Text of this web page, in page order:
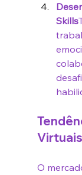
Skills
O